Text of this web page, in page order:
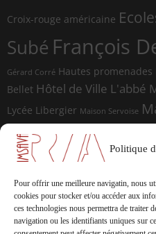
Politique
Pour offrir une meilleure navigatin, nous
cookies pour stocker et/ou accéder aux
ces technologies nous permettra de traiter
navigation ou les identifiants uniques sur
Croix-rouge américaine
Subé François
Gérard Corré Hautes promenades
Bellet Hôtel de Ville L'abbé
Lycée Libergier Maison Servoise
Marie Elisabeth Journiac Audigou
Photographes Place
Magdeleine
Rue de Soissons
Saint-Marceaux
Geffrelot théâtre Tranchées